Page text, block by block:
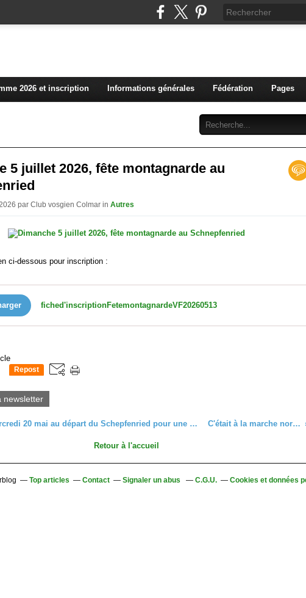
2026 et inscription Informations générales Fédération Pages
5 juillet 2026, fête montagnarde au
par Club vosgien Colmar in Autres
ci-dessous pour inscription :
fiched'inscriptionFetemontagnardeVF20260513
Repost
newsletter
C’était le mercredi 20 mai au départ du Schepfenried pour une redécouverte des sommets du massif et des chaumes du Breitfirst et du Hahnenbrunnen C'était à la marche nordique de lundi dernier (18 mai 2026)
Retour à l'accueil
Top articles Contact Signaler un abus C.G.U. Cookies et données